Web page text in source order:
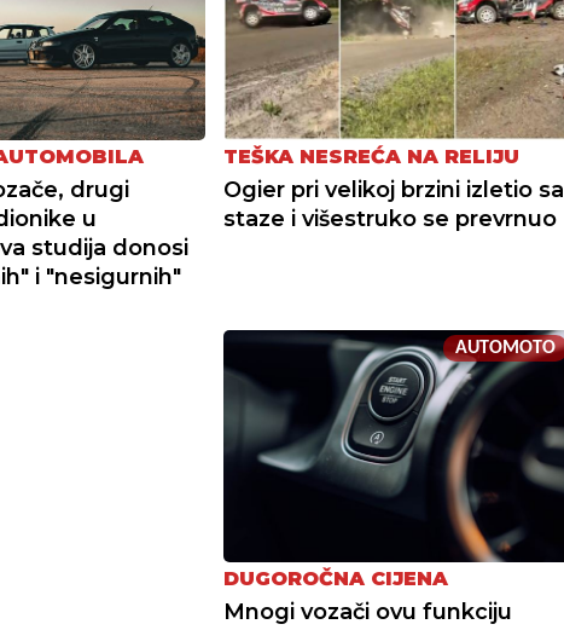
drugi
u
studija donosi
i "nesigurnih"
TEŠKA NESREĆA NA RELIJU
Ogier pri velikoj brzini izletio sa
staze i višestruko se prevrnuo
AUTOMOTO
DUGOROČNA CIJENA
Mnogi vozači ovu funkciju